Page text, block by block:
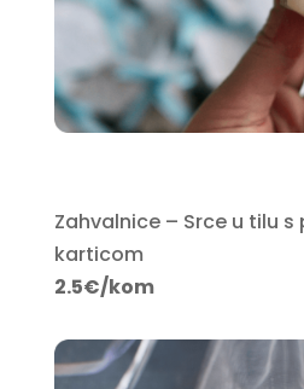
Zahvalnice – Srce u tilu
karticom
2.5€/kom